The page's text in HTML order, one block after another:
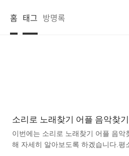
홈 태그 방명록
소리로 노래찾기 어플 음악찾
이번에는 소리로 노래찾기 어플 음악
해 자세히 알아보도록 하겠습니다.평